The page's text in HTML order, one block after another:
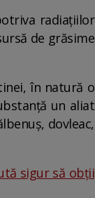
radiațiilor
de grăsime
în natură o
un aliat
dovleac,
sigur să obții